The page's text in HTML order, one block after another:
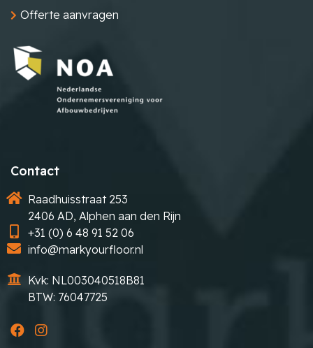
Offerte aanvragen
Contact
Raadhuisstraat 253
2406 AD, Alphen aan den Rijn
+31 (0) 6 48 91 52 06
info@markyourfloor.nl
Kvk: NL003040518B81
BTW: 76047725